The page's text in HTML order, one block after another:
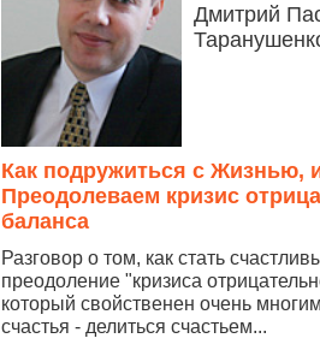
Дмитрий
Как подружиться с Жизнью,
Преодолеваем кризис
баланса
Разговор о том, как стать
преодоление "кризиса
который свойственен очень
счастья - делиться счастьем...